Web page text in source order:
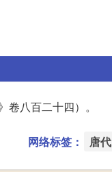
八百二十四）。
网络标签： 唐代